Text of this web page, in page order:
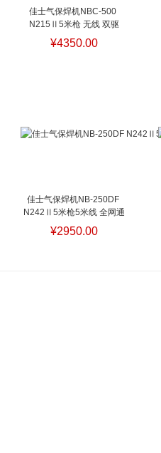
佳士气保焊机NBC-500
N215Ⅱ5米枪 无线 双驱
¥4350.00
佳士气保焊机NB-250DF
N242Ⅱ5米枪5米线 全网通
一元化
¥2950.00